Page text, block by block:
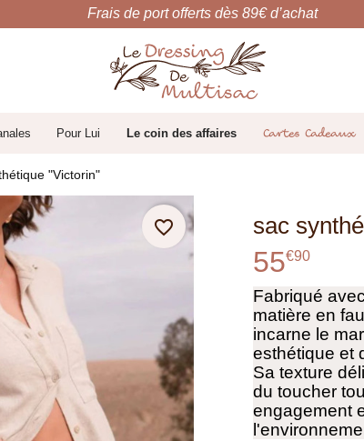
Pour Lui Le coin des affaires Cartes Cadeaux
Frais de port offerts dès 89€ d’achat
"Victorin"
favorite_border sac
55€90
Fabriqué
matière en
incarne le
esthétique et
Sa texture
du toucher
engagement